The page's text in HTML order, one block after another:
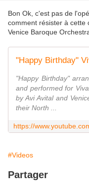
Bon Ok, c'est pas de
comment résister à cette
Venice Baroque
"Happy Birthday"
"Happy Birthday"
and performed for
by Avi Avital and
their North ...
#Videos
Partager